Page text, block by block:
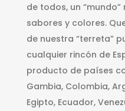
de todos, un
sabores y colores.
de nuestra “terreta”
cualquier rincón de
producto de países
Gambia, Colombia,
Egipto, Ecuador,